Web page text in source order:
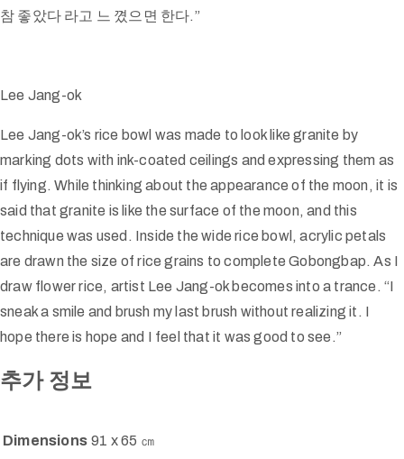
참 좋았다 라고 느 꼈으면 한다.”
Lee Jang-ok
Lee Jang-ok’s rice bowl was made to look like granite by
marking dots with ink-coated ceilings and expressing them as
if flying. While thinking about the appearance of the moon, it is
said that granite is like the surface of the moon, and this
technique was used. Inside the wide rice bowl, acrylic petals
are drawn the size of rice grains to complete Gobongbap. As I
draw flower rice, artist Lee Jang-ok becomes into a trance. “I
sneak a smile and brush my last brush without realizing it. I
hope there is hope and I feel that it was good to see.”
추가 정보
Dimensions 91 x 65 ㎝